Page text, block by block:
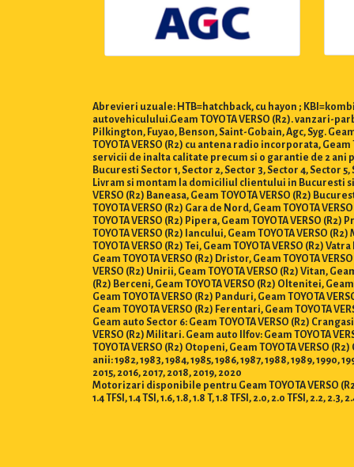
Abrevieri uzuale: HTB=hatchback, cu hayon ;
autovehiculului.Geam TOYOTA VERSO (R2). vanzari-
Pilkington, Fuyao, Benson, Saint-Gobain, Agc, Syg.
TOYOTA VERSO (R2) cu antena radio incorporata,
servicii de inalta calitate precum si o garantie de 2 ani
Bucuresti Sector 1, Sector 2, Sector 3, Sector 4, Sector 5,
Livram si montam la domiciliul clientului in Bucuresti si
VERSO (R2) Baneasa, Geam TOYOTA VERSO (R2)
TOYOTA VERSO (R2) Gara de Nord, Geam TOYOTA
TOYOTA VERSO (R2) Pipera, Geam TOYOTA VERSO
TOYOTA VERSO (R2) Iancului, Geam TOYOTA VERSO
TOYOTA VERSO (R2) Tei, Geam TOYOTA VERSO (R2)
Geam TOYOTA VERSO (R2) Dristor, Geam TOYOTA
VERSO (R2) Unirii, Geam TOYOTA VERSO (R2) Vitan,
(R2) Berceni, Geam TOYOTA VERSO (R2) Oltenitei,
Geam TOYOTA VERSO (R2) Panduri, Geam TOYOTA
Geam TOYOTA VERSO (R2) Ferentari, Geam TOYOTA
Geam auto Sector 6: Geam TOYOTA VERSO (R2)
VERSO (R2) Militari. Geam auto Ilfov: Geam TOYOTA
TOYOTA VERSO (R2) Otopeni, Geam TOYOTA VERSO
anii: 1982, 1983, 1984, 1985, 1986, 1987, 1988, 1989, 1990,
2015, 2016, 2017, 2018, 2019, 2020
Motorizari disponibile pentru Geam TOYOTA VERSO (R2) :
1.4 TFSI, 1.4 TSI, 1.6, 1.8, 1.8 T, 1.8 TFSI, 2.0, 2.0 TFSI, 2.2,